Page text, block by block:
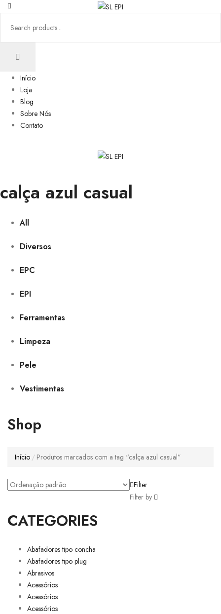
Início
Loja
Blog
Sobre Nós
Contato
calça azul casual
All
Diversos
EPC
EPI
Ferramentas
Limpeza
Pele
Vestimentas
Shop
Início Produtos marcados com a tag “calça azul casual”
Filter
Filter by
CATEGORIES
Abafadores tipo concha
Abafadores tipo plug
Abrasivos
Acessórios
Acessórios
Acessórios